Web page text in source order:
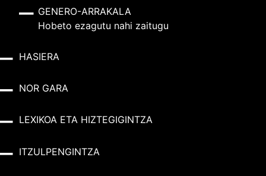
GENERO-ARRAKALA
Hobeto ezagutu nahi zaitugu
HASIERA
NOR GARA
LEXIKOA ETA HIZTEGIGINTZA
ITZULPENGINTZA